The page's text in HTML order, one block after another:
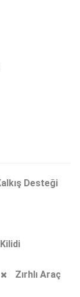
Desteği
Zırhlı Araç